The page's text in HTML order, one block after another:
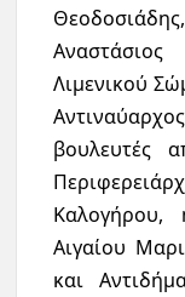
Λιμενικού
βουλευτές
Καλογήρου,
Αιγαίου
και